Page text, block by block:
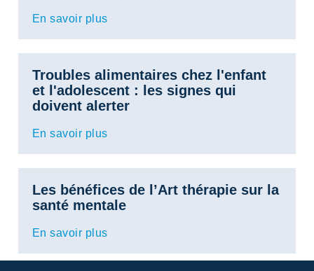
En savoir plus
Troubles alimentaires chez l'enfant
et l'adolescent : les signes qui
doivent alerter
En savoir plus
Les bénéfices de l’Art thérapie sur la
santé mentale
En savoir plus